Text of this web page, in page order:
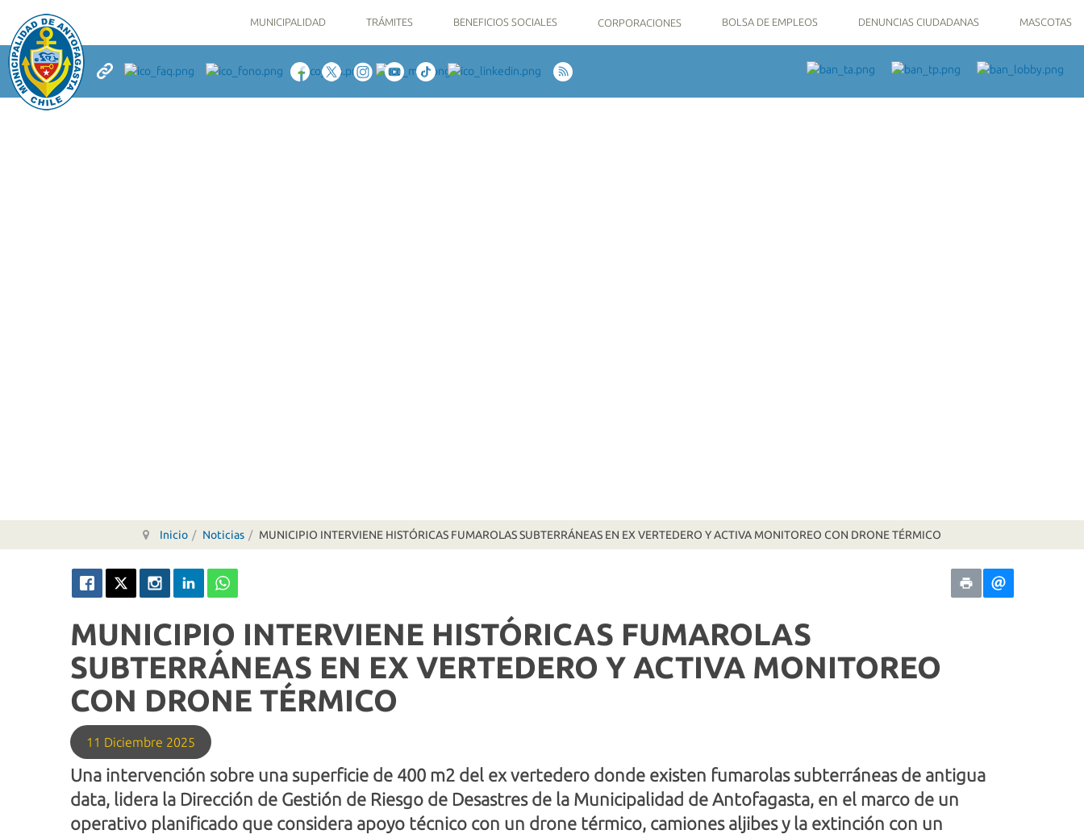
MUNICIPALIDAD TRÁMITES BENEFICIOS SOCIALES CORPORACIONES BOLSA DE EMPLEOS DENUNCIAS CIUDADANAS MASCOTAS
Inicio Noticias MUNICIPIO INTERVIENE HISTÓRICAS FUMAROLAS SUBTERRÁNEAS EN EX VERTEDERO Y ACTIVA MONITOREO CON DRONE TÉRMICO
MUNICIPIO INTERVIENE HISTÓRICAS FUMAROLAS
SUBTERRÁNEAS EN EX VERTEDERO Y ACTIVA MONITOREO
CON DRONE TÉRMICO
11 Diciembre 2025
Una intervención sobre una superficie de 400 m2 del ex vertedero donde existen fumarolas subterráneas de antigua
data, lidera la Dirección de Gestión de Riesgo de Desastres de la Municipalidad de Antofagasta, en el marco de un
operativo planificado que considera apoyo técnico con un drone térmico, camiones aljibes y la extinción con un